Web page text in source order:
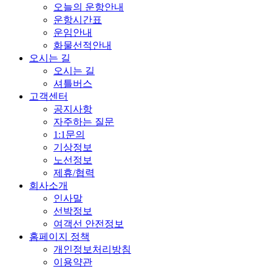
오늘의 운항안내
운항시간표
운임안내
화물선적안내
오시는 길
오시는 길
셔틀버스
고객센터
공지사항
자주하는 질문
1:1문의
기상정보
노선정보
제휴/협력
회사소개
인사말
선박정보
여객선 안전정보
홈페이지 정책
개인정보처리방침
이용약관